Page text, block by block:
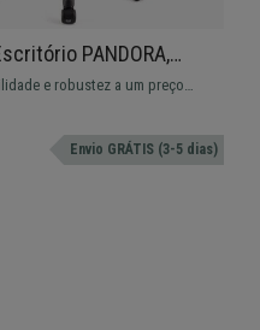
PANDORA,
em Malha, Bom
e robustez a um preço
modelo oferece um equilíbrio
dia a dia. Várias cores
Envio GRÁTIS (3-5 dias)